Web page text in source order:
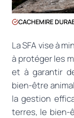
CACHEMIRE
La SFA vise à
à protéger les
et à garantir
bien-être
la gestion
terres, le bien-